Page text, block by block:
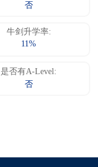
否
牛剑升学率:
11%
是否有A-Level:
否